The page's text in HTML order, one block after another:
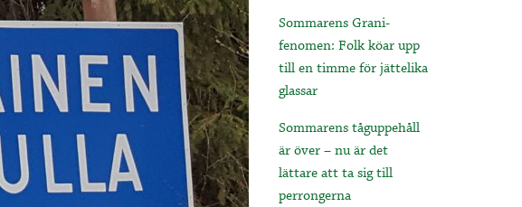
Sommarens Grani-
fenomen: Folk köar upp
till en timme för jättelika
glassar
Sommarens tåguppehåll
är över – nu är det
lättare att ta sig till
perrongerna